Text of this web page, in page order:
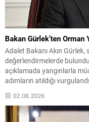
Bakan Gürlek’ten Orman
Adalet Bakanı Akın
değerlendirmelerde
açıklamada yangınlarla
adımların atıldığı
programlarının öncelikli
tedbirlerin ve yürütülen
02.08.2026